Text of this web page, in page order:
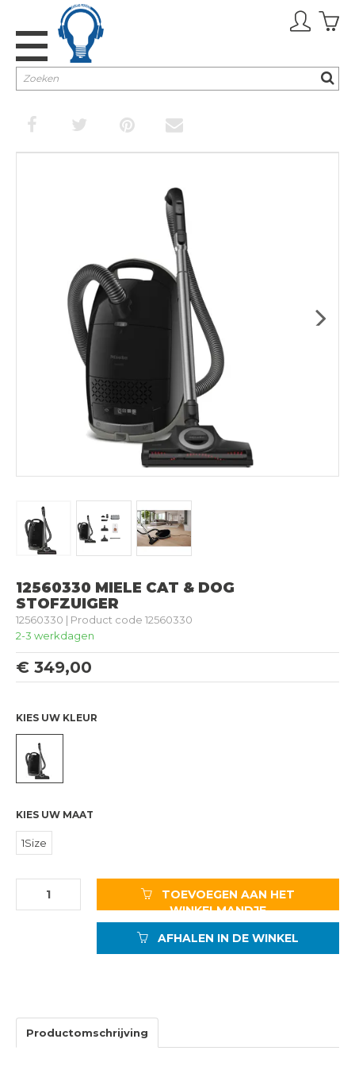
Verzorging
Inbouw
Cadeaubon
12560330 MIELE CAT & DOG
STOFZUIGER
12560330 | Product code 12560330
2-3 werkdagen
€ 349,00
KIES UW KLEUR
KIES UW MAAT
1Size
TOEVOEGEN AAN HET
WINKELMANDJE
AFHALEN IN DE WINKEL
Productomschrijving